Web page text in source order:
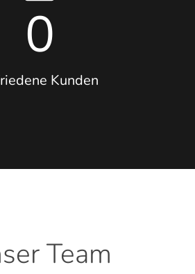
0
Kunden
Team